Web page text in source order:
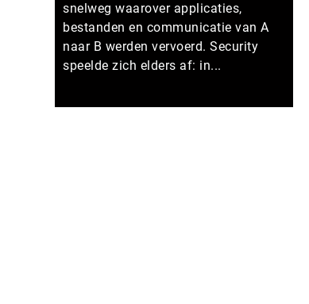
snelweg waarover applicaties,
bestanden en communicatie van A
naar B werden vervoerd. Security
speelde zich elders af: in...